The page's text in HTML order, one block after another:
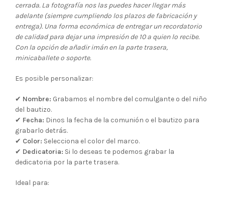
cerrada. La fotografía nos las puedes hacer llegar más
adelante (siempre cumpliendo los plazos de fabricación y
entrega). Una forma económica de entregar un recordatorio
de calidad para dejar una impresión de 10 a quien lo recibe.
Con la opción de añadir imán en la parte trasera,
minicaballete o soporte.
Es posible personalizar:
✔ Nombre: Grabamos el nombre del comulgante o del niño
del bautizo.
✔ Fecha: Dinos la fecha de la comunión o el bautizo para
grabarlo detrás.
✔ Color: Selecciona el color del marco.
✔ Dedicatoria: Si lo deseas te podemos grabar la
dedicatoria por la parte trasera.
Ideal para: